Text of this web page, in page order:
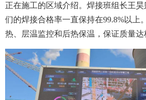
正在施工的区域介绍。焊接班组长王
们的焊接合格率一直保持在99.8%以上
热、层温监控和后热保温，保证质量达